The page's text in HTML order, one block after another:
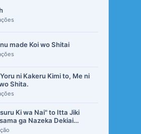
made Koi wo Shitai
ni Kakeru Kimi to, Me ni
Shita.
Ki wa Nai" to Itta Jiki
ga Nazeka Dekiai